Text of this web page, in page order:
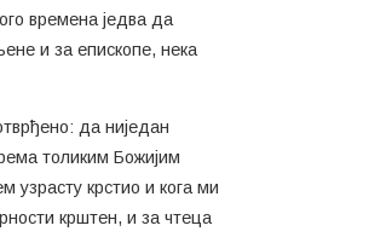
времена једва да
и за епископе, нека
да ниједан
толиким Божијим
узрасту крстио и кога ми
крштен, и за чтеца